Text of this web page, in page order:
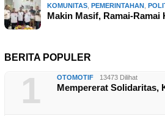
KOMUNITAS PEMERINTAHAN
Makin Masif, Ramai-
BERITA POPULER
1 OTOMOTIF 13473 Dilihat
Mempererat Solidaritas,